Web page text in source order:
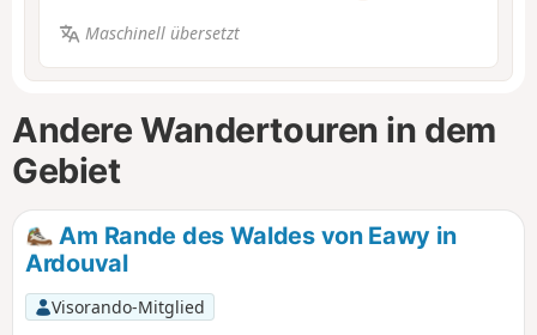
Maschinell übersetzt
Andere Wandertouren in dem
Gebiet
Am Rande des Waldes von Eawy in
Ardouval
Visorando-Mitglied